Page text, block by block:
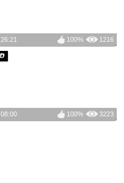
26:21 1216
100%
08:00 3223
100%